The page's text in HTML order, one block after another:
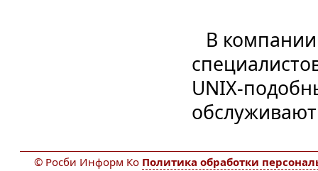
В
UNIX-
© Росби Информ Ко Политика обработки